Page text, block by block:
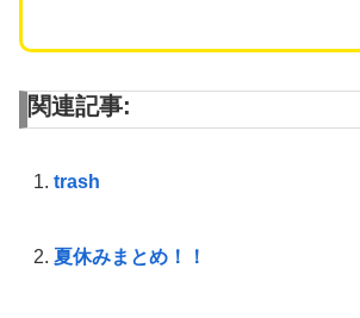
関連記事:
trash
夏休みまとめ！！